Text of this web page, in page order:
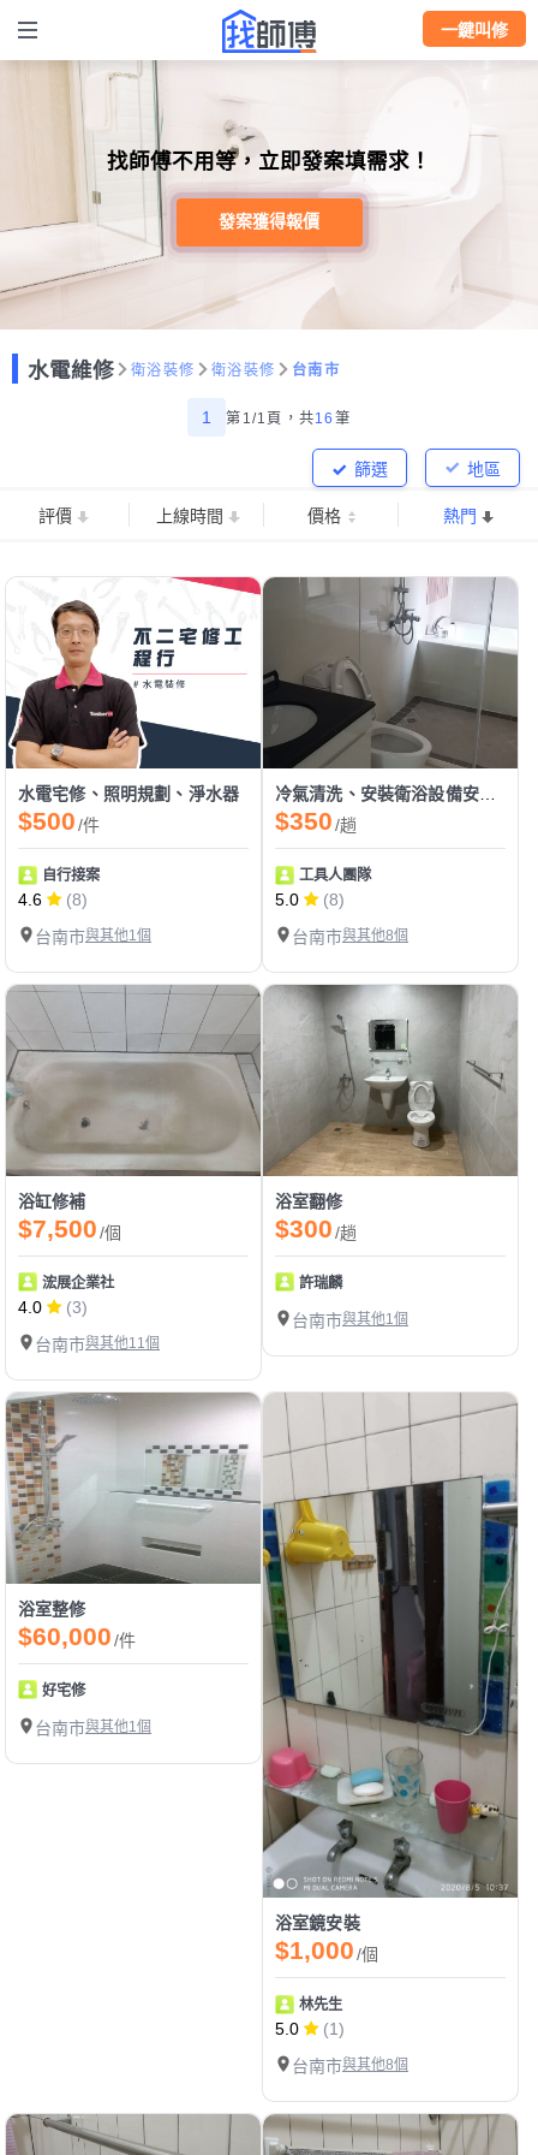
一鍵叫修
找師傅不用等，立即發案填需求！
發案獲得報價
水電維修 衛浴裝修 衛浴裝修 台南市
1 第1/1頁， 共16 筆
地區
篩選
評價 上線時間 價格 熱門
水電宅修、照明規劃、淨水器
$500/件
自行接案
4.6
(8)
台南市與其他1個
冷氣清洗、安裝衛浴設備安裝、維修
$350/趟
工具人團隊
5.0
(8)
台南市與其他8個
浴缸修補
$7,500/個
浤展企業社
4.0
(3)
台南市與其他11個
浴室翻修
$300/趟
許瑞麟
台南市與其他1個
浴室整修
$60,000/件
好宅修
台南市與其他1個
浴室鏡安裝
$1,000/個
林先生
5.0
(1)
台南市與其他8個